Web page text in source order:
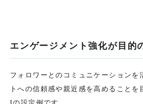
エンゲージメント強化が目的
フォロワーとのコミュニケーションを
トへの信頼感や親近感を高めること